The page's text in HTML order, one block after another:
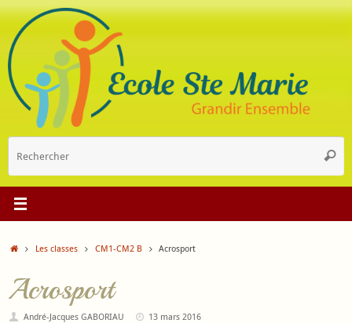
Passer
contenu
:
AccueilLes classes CM1-CM2 B Acrosport
Acrosport
André-Jacques GABORIAU 13 mars 2016